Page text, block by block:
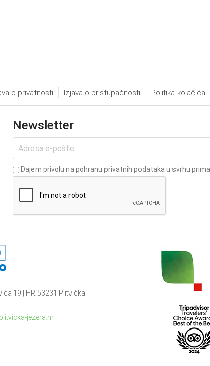
o privatnosti Izjava o pristupačnosti Politika kolačića
Newsletter
Dajem privolu na pohranu privatnih podataka u svrhu
19 | HR 53231 Plitvička
jezera.hr